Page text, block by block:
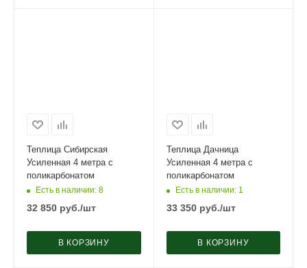
Теплица Сибирская
Усиленная 4 метра с
поликарбонатом
Есть в наличии: 8
32 850 руб./шт
В КОРЗИНУ
Теплица Дачница
Усиленная 4 метра с
поликарбонатом
Есть в наличии: 1
33 350руб./шт
В КОРЗИНУ